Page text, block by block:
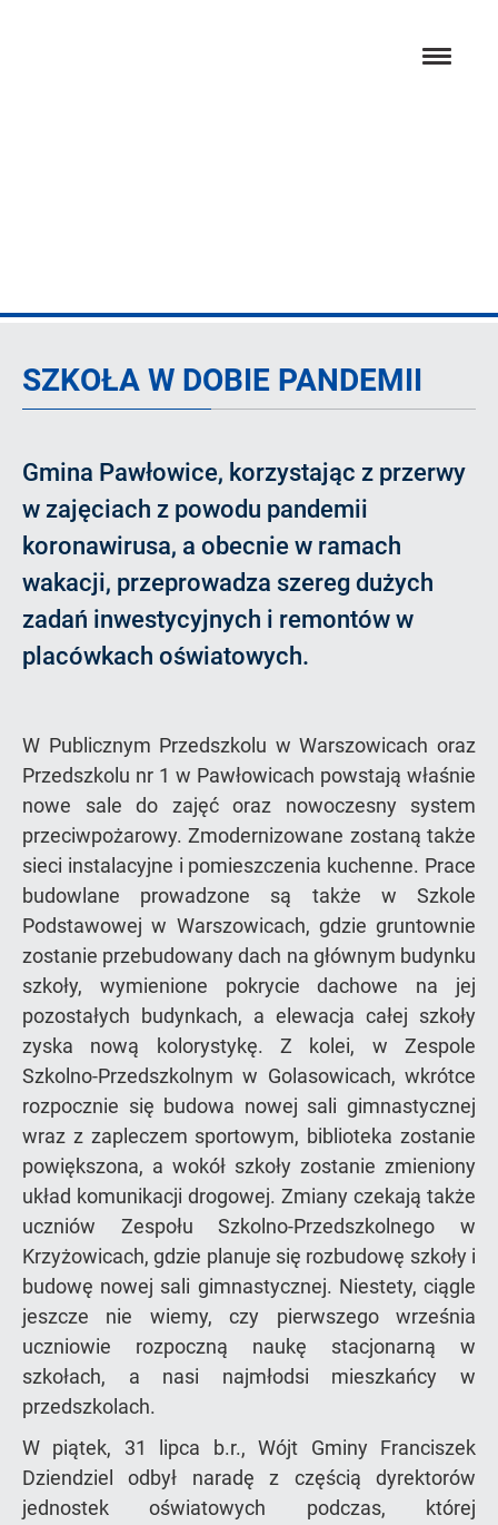
SZKOŁA W DOBIE PANDEMII
Gmina Pawłowice, korzystając z przerwy
w zajęciach z powodu pandemii
koronawirusa, a obecnie w ramach
wakacji, przeprowadza szereg dużych
zadań inwestycyjnych i remontów w
placówkach oświatowych.
W Publicznym Przedszkolu w Warszowicach oraz
Przedszkolu nr 1 w Pawłowicach powstają właśnie
nowe sale do zajęć oraz nowoczesny system
przeciwpożarowy. Zmodernizowane zostaną także
sieci instalacyjne i pomieszczenia kuchenne. Prace
budowlane prowadzone są także w Szkole
Podstawowej w Warszowicach, gdzie gruntownie
zostanie przebudowany dach na głównym budynku
szkoły, wymienione pokrycie dachowe na jej
pozostałych budynkach, a elewacja całej szkoły
zyska nową kolorystykę. Z kolei, w Zespole
Szkolno-Przedszkolnym w Golasowicach, wkrótce
rozpocznie się budowa nowej sali gimnastycznej
wraz z zapleczem sportowym, biblioteka zostanie
powiększona, a wokół szkoły zostanie zmieniony
układ komunikacji drogowej. Zmiany czekają także
uczniów Zespołu Szkolno-Przedszkolnego w
Krzyżowicach, gdzie planuje się rozbudowę szkoły i
budowę nowej sali gimnastycznej. Niestety, ciągle
jeszcze nie wiemy, czy pierwszego września
uczniowie rozpoczną naukę stacjonarną w
szkołach, a nasi najmłodsi mieszkańcy w
przedszkolach.
W piątek, 31 lipca b.r., Wójt Gminy Franciszek
Dziendziel odbył naradę z częścią dyrektorów
jednostek oświatowych podczas, której